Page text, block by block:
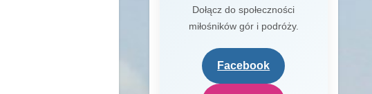
Dołącz do społeczności
miłośników gór i podróży.
Facebook